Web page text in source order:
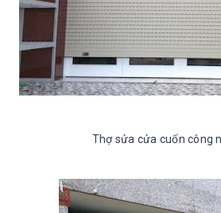
Thợ sửa cửa cuốn công